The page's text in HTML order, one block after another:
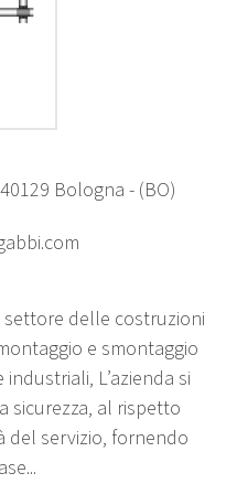
Bologna - (BO)
settore delle costruzioni
e smontaggio
L’azienda si
sicurezza, al rispetto
del servizio, fornendo